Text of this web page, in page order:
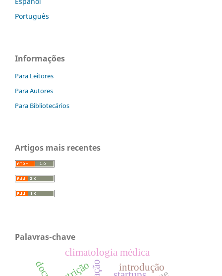
Português
Informações
Para Leitores
Para Autores
Para Bibliotecários
Artigos mais recentes
Palavras-chave
climatologia médica
introdução